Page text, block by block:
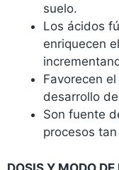
suelo.
Los ácidos
enriquecen
Favorecen
desarrollo
Son fuente
procesos